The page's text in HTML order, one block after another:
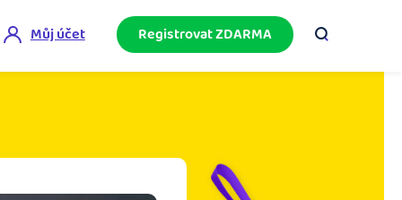
akademii.
Můj účet Registrovat ZDARMA